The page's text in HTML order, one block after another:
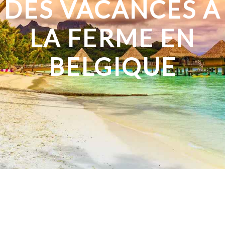
DES VACANCES À
LA FERME EN
BELGIQUE